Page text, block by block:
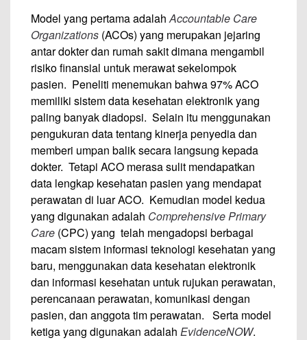
Model yang pertama adalahAccountable Care
Organizations (ACOs) yang merupakan jejaring
antar dokter dan rumah sakit dimana mengambil
risiko finansial untuk merawat sekelompok
pasien. Peneliti menemukan bahwa 97% ACO
memiliki sistem data kesehatan elektronik yang
paling banyak diadopsi. Selain itu menggunakan
pengukuran data tentang kinerja penyedia dan
memberi umpan balik secara langsung kepada
dokter. Tetapi ACO merasa sulit mendapatkan
data lengkap kesehatan pasien yang mendapat
perawatan di luar ACO. Kemudian model kedua
yang digunakan adalah Comprehensive Primary
Care (CPC) yang telah mengadopsi berbagai
macam sistem informasi teknologi kesehatan yang
baru, menggunakan data kesehatan elektronik
dan informasi kesehatan untuk rujukan perawatan,
perencanaan perawatan, komunikasi dengan
pasien, dan anggota tim perawatan. Serta model
ketiga yang digunakan adalah EvidenceNOW.